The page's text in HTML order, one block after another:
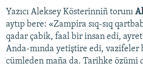
Yazıcı Aleksey Kösterinniñ torunı
aytıp bere: «Zampira sıq-sıq
qadar çabik, faal bir insan edi,
Anda-mında yetiştire edi, vazifeler
cümleden maña da. Tarihke özümi